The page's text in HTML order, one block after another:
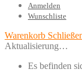
Anmelden
Wunschliste
Warenkorb
Aktualisierung…
Es befinden